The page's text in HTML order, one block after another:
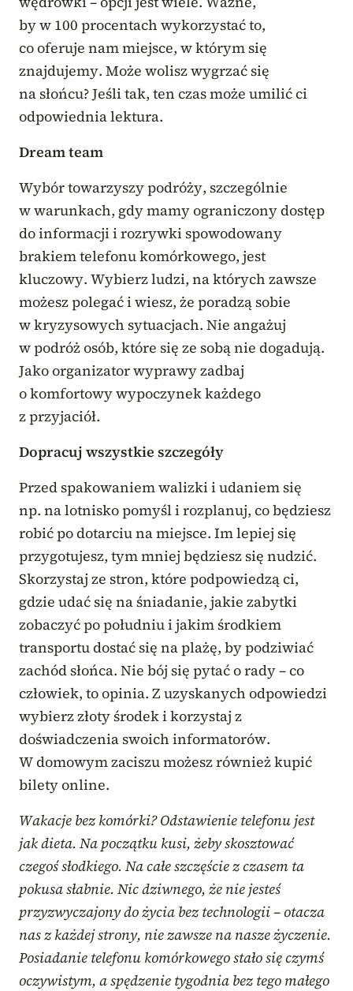
by w 100 procentach wykorzystać to,
co oferuje nam miejsce, w którym się
znajdujemy. Może wolisz wygrzać się
na słońcu? Jeśli tak, ten czas może umilić ci
odpowiednia lektura.
Dream team
Wybór towarzyszy podróży, szczególnie
w warunkach, gdy mamy ograniczony dostęp
do informacji i rozrywki spowodowany
brakiem telefonu komórkowego, jest
kluczowy. Wybierz ludzi, na których zawsze
możesz polegać i wiesz, że poradzą sobie
w kryzysowych sytuacjach. Nie angażuj
w podróż osób, które się ze sobą nie dogadują.
Jako organizator wyprawy zadbaj
o komfortowy wypoczynek każdego
z przyjaciół.
Dopracuj wszystkie szczegóły
Przed spakowaniem walizki i udaniem się
np. na lotnisko pomyśl i rozplanuj, co będziesz
robić po dotarciu na miejsce. Im lepiej się
przygotujesz, tym mniej będziesz się nudzić.
Skorzystaj ze stron, które podpowiedzą ci,
gdzie udać się na śniadanie, jakie zabytki
zobaczyć po południu i jakim środkiem
transportu dostać się na plażę, by podziwiać
zachód słońca. Nie bój się pytać o rady – co
człowiek, to opinia. Z uzyskanych odpowiedzi
wybierz złoty środek i korzystaj z
doświadczenia swoich informatorów.
W domowym zaciszu możesz również kupić
bilety online.
Wakacje bez komórki? Odstawienie telefonu jest
jak dieta. Na początku kusi, żeby skosztować
czegoś słodkiego. Na całe szczęście z czasem ta
pokusa słabnie. Nic dziwnego, że nie jesteś
przyzwyczajony do życia bez technologii – otacza
nas z każdej strony, nie zawsze na nasze życzenie.
Posiadanie telefonu komórkowego stało się czymś
oczywistym, a spędzenie tygodnia bez tego małego